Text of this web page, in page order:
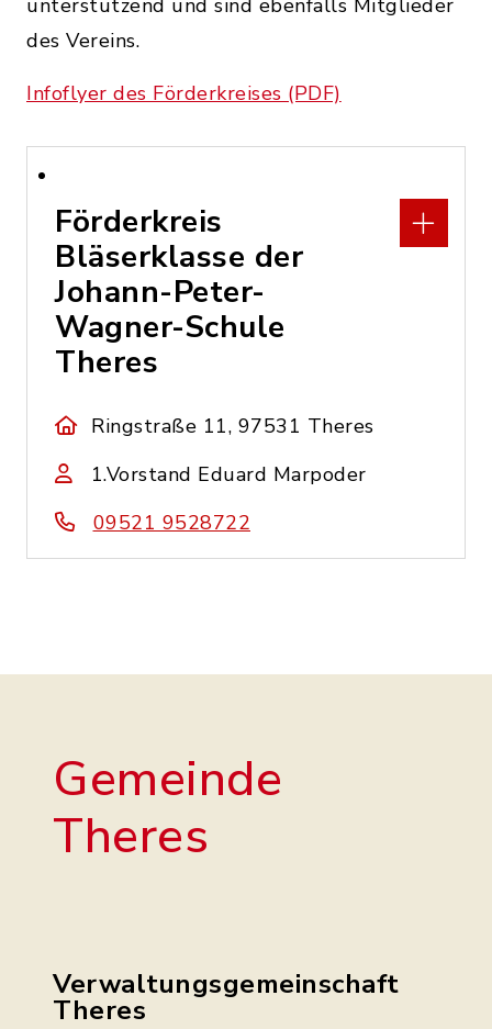
unterstützend und sind ebenfalls Mitglieder
des Vereins.
Infoflyer des Förderkreises (PDF)
Förderkreis
Bläserklasse der
Johann-Peter-
Wagner-Schule
Theres
Ringstraße 11, 97531 Theres
1.Vorstand Eduard Marpoder
09521 9528722
Gemeinde
Theres
Verwaltungsgemeinschaft
Theres